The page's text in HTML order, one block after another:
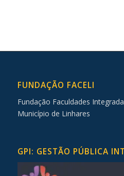
FUNDAÇÃO FACELI
Fundação Faculdades
Município de Linhares
GPI: GESTÃO PÚBLICA